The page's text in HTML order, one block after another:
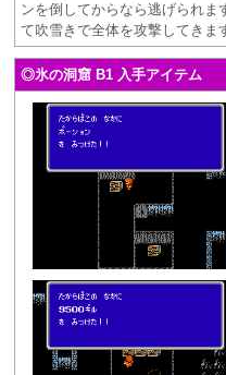
ンを倒してからなら逃げられま
て吹雪きで全体を攻撃してきま
◎氷の洞窟 B1 入手アイテム